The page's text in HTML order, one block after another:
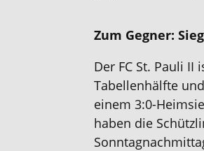
Zum Gegner:
Der FC St. Pauli
Tabellenhälfte
einem 3:0-
haben die